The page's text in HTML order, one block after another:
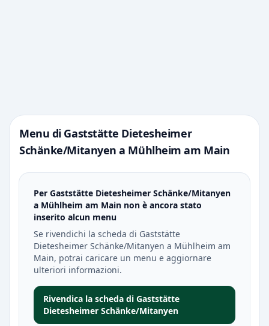
Menu di Gaststätte Dietesheimer
Schänke/Mitanyen a Mühlheim am Main
Per Gaststätte Dietesheimer Schänke/Mitanyen
a Mühlheim am Main non è ancora stato
inserito alcun menu
Se rivendichi la scheda di Gaststätte
Dietesheimer Schänke/Mitanyen a Mühlheim am
Main, potrai caricare un menu e aggiornare
ulteriori informazioni.
Rivendica la scheda di Gaststätte
Dietesheimer Schänke/Mitanyen